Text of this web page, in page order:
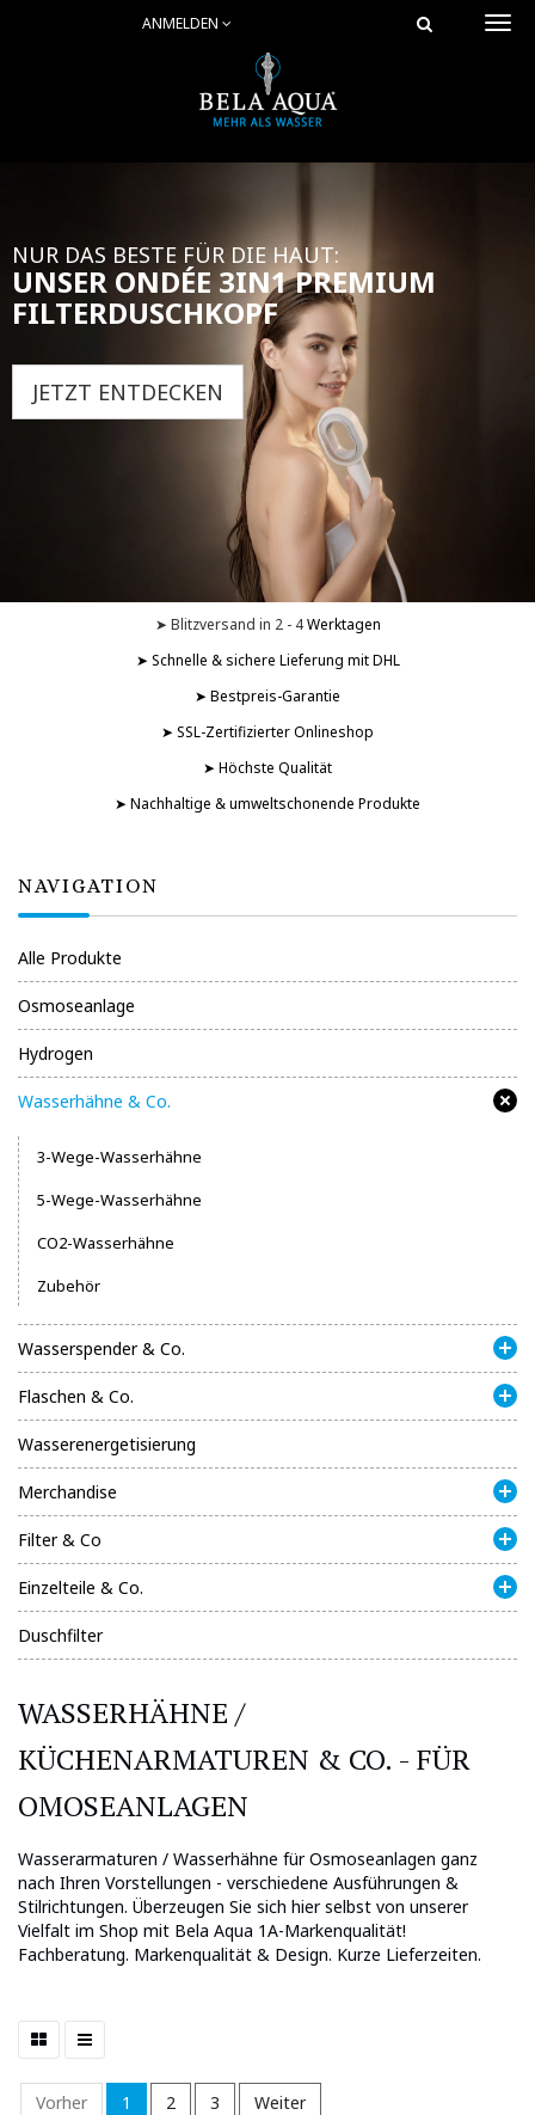
ANMELDEN
NUR DAS BESTE FÜR DIE HAUT:
UNSER ONDÉE 3IN1 PREMIUM
FILTERDUSCHKOPF
JETZT ENTDECKEN
➤ Blitzversand in 2 - 4Werktagen
➤ Schnelle & sichere Lieferung mit DHL
➤ Bestpreis-Garantie
➤ SSL-Zertifizierter Onlineshop
➤ Höchste Qualität
➤ Nachhaltige & umweltschonende Produkte
NAVIGATION
Alle Produkte
Osmoseanlage
Hydrogen
Wasserhähne & Co.
3-Wege-Wasserhähne
5-Wege-Wasserhähne
CO2-Wasserhähne
Zubehör
Wasserspender & Co.
Flaschen & Co.
Wasserenergetisierung
Merchandise
Filter & Co
Einzelteile & Co.
Duschfilter
WASSERHÄHNE /
KÜCHENARMATUREN & CO. - FÜR
OMOSEANLAGEN
Wasserarmaturen / Wasserhähne für Osmoseanlagen ganz
nach Ihren Vorstellungen - verschiedene Ausführungen &
Stilrichtungen. Überzeugen Sie sich hier selbst von unserer
Vielfalt im Shop mit Bela Aqua 1A-Markenqualität!
Fachberatung. Markenqualität & Design. Kurze Lieferzeiten.
Vorher 1 2 3 Weiter